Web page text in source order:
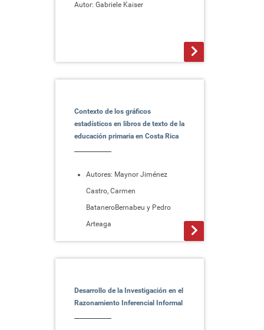
Autor: Gabriele Kaiser
Contexto de los gráficos
estadísticos en libros de texto de la
educación primaria en Costa Rica
Autores: Maynor Jiménez
Castro, Carmen
BataneroBernabeu y Pedro
Arteaga
Desarrollo de la Investigación en el
Razonamiento Inferencial Informal